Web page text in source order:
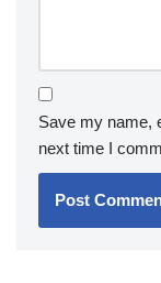
Save my name,
next time I